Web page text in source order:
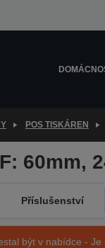
POS TISKÁREN
60mm,
Příslušenství
být v nabídce -